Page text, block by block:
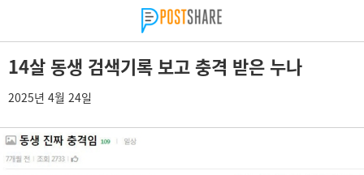
14살 동생 검색기록 보고 충격 받은 누나
2025년 4월 24일